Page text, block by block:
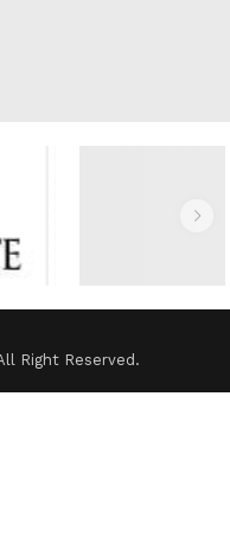
Right Reserved.